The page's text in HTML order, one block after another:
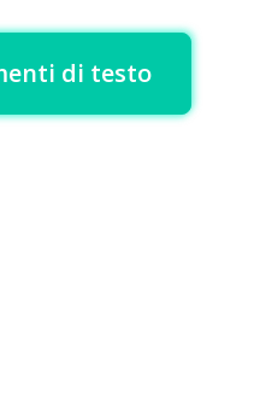
di testo